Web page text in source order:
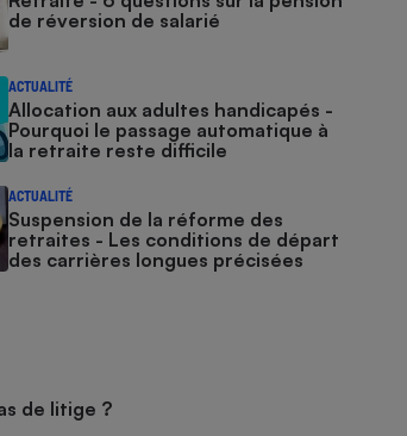
de réversion de salarié
ACTUALITÉ
Allocation aux adultes handicapés -
Pourquoi le passage automatique à
la retraite reste difficile
ACTUALITÉ
Suspension de la réforme des
retraites - Les conditions de départ
des carrières longues précisées
de litige ?